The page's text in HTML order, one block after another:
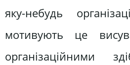
яку-небудь
мотивують це
організаційними